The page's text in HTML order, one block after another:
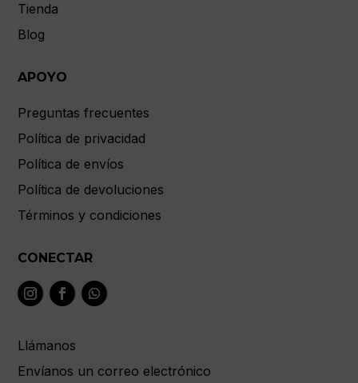
Tienda
Blog
APOYO
Preguntas frecuentes
Política de privacidad
Política de envíos
Política de devoluciones
Términos y condiciones
CONECTAR
Llámanos
Envíanos un correo electrónico